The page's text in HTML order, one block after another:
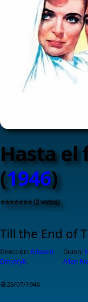
Hasta el
(1946)
⭐⭐⭐⭐⭐⭐⭐ (2 votos)
Till the End of
Dirección: Edward
Dmytryk.
Guion:
Allen
📆23/07/1946